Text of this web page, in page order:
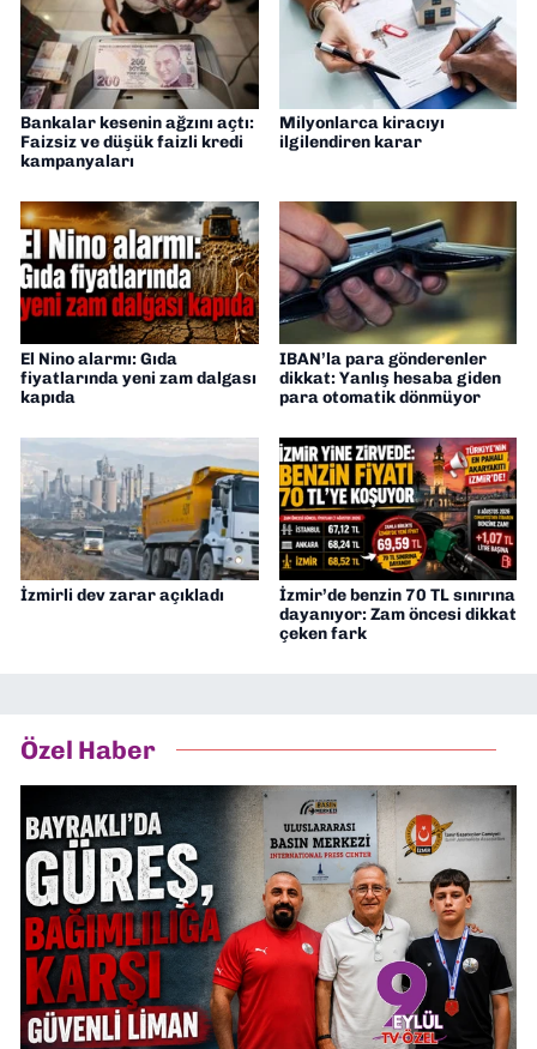
Bankalar kesenin ağzını açtı:
Faizsiz ve düşük faizli kredi
kampanyaları
Milyonlarca kiracıyı
ilgilendiren karar
El Nino alarmı: Gıda
fiyatlarında yeni zam dalgası
kapıda
IBAN’la para gönderenler
dikkat: Yanlış hesaba giden
para otomatik dönmüyor
İzmirli dev zarar açıkladı
İzmir’de benzin 70 TL sınırına
dayanıyor: Zam öncesi dikkat
çeken fark
Özel Haber